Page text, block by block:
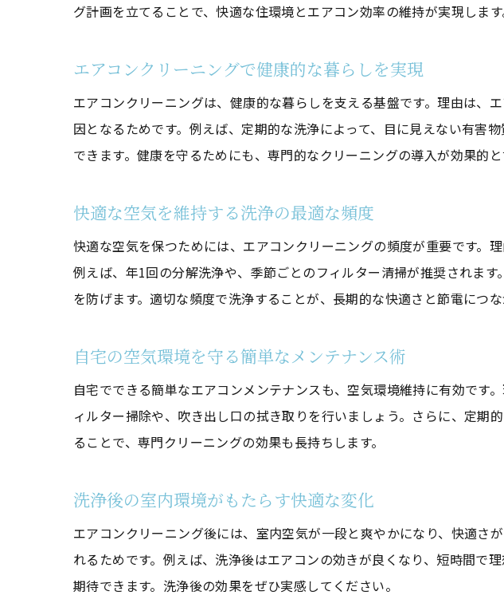
効率向上のた
洗浄で長持ち
プロによる
自分で行うエアコ
市販のエアコ
洗浄前後の
自宅での洗
費用対効果を高め
エアコンクリー
グ計画を立てることで、快適な住環境とエアコン効率の維持が実現します
エアコンクリーニングで健康的な暮らしを実現
エアコンクリーニングは、健康的な暮らしを支える基盤です。理由は
因となるためです。例えば、定期的な洗浄によって、目に見えない有害
できます。健康を守るためにも、専門的なクリーニングの導入が効果的と
快適な空気を維持する洗浄の最適な頻度
快適な空気を保つためには、エアコンクリーニングの頻度が重要です。
例えば、年1回の分解洗浄や、季節ごとのフィルター清掃が推奨されま
を防げます。適切な頻度で洗浄することが、長期的な快適さと節電につな
自宅の空気環境を守る簡単なメンテナンス術
自宅でできる簡単なエアコンメンテナンスも、空気環境維持に有効です
ィルター掃除や、吹き出し口の拭き取りを行いましょう。さらに、定
ることで、専門クリーニングの効果も長持ちします。
洗浄後の室内環境がもたらす快適な変化
エアコンクリーニング後には、室内空気が一段と爽やかになり、快適さ
れるためです。例えば、洗浄後はエアコンの効きが良くなり、短時間で
期待できます。洗浄後の効果をぜひ実感してください。
お気軽に
お気軽に